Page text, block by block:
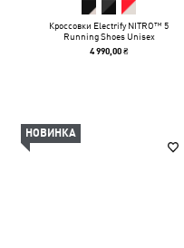
Кроссовки Electrify NITRO™ 5
Running Shoes Unisex
4 990,00 ₴
НОВИНКА